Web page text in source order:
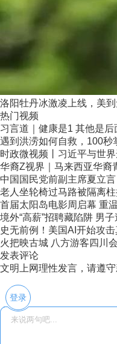
洛阳牡丹冰激凌上线，美到
热门视频
习言道｜健康是1 其他是后
遇到洪涝如何自救，100秒
时政微视频丨习近平与世
华裔Z视界｜马来西亚华裔
中国国民党前副主席夏立
老人坐轮椅过马路被隔离
首届太阳岛电影周启幕 重
境外“高薪”招聘藏陷阱 男
史无前例！美国AI开始攻击
火把映古城 八方游客四川
发表评论
文明上网理性发言，请遵
登录